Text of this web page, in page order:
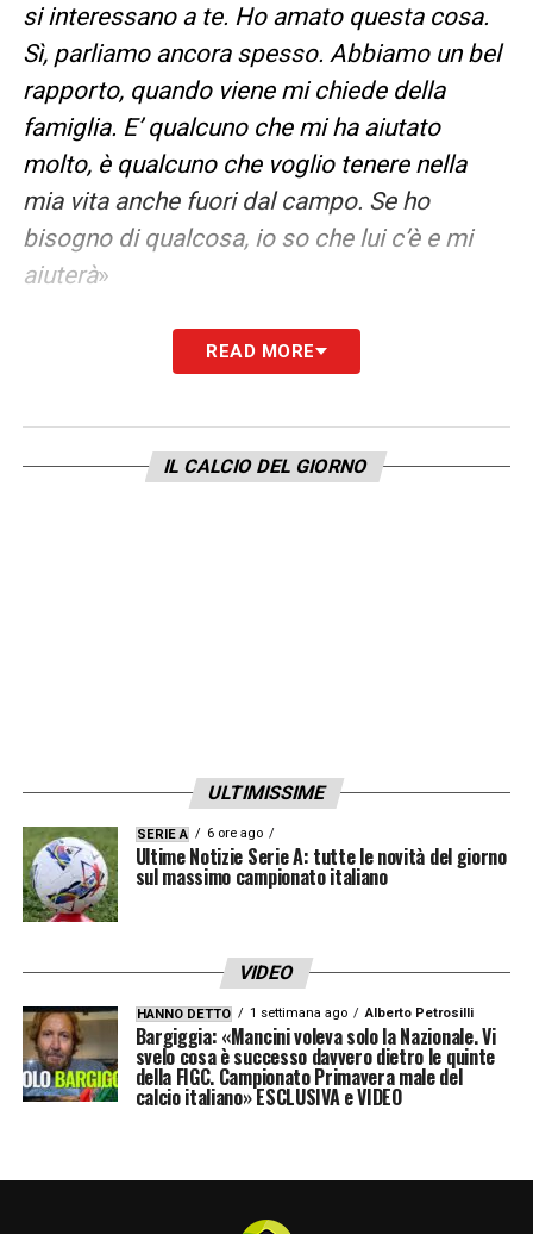
si interessano a te. Ho amato questa cosa.
Sì, parliamo ancora spesso. Abbiamo un bel
rapporto, quando viene mi chiede della
famiglia. E’ qualcuno che mi ha aiutato
molto, è qualcuno che voglio tenere nella
mia vita anche fuori dal campo. Se ho
bisogno di qualcosa, io so che lui c’è e mi
aiuterà»
SCUDETTO DI PIOLI E MVP– «
l’aspettavo onestamente. Dopo la partita,
festeggiato. Una persona è venuta a dirmi:
‘Rafa, sei il miglior giocatore della stagione’.
e per la mia famiglia quando sono arrivato.
Sono contento di essere qui, di essere un
punto di riferimento per la squadra e per i
tifosi. Loro vogliono il massimo da tutti e
Milan, sai che ci sarà la pressione perché i
tifosi vogliono il top. Quando perdi o quando
fai una brutta partita, lo capisci dai tifosi»
READ MORE
IL CALCIO DEL GIORNO
ULTIMISSIME
SERIE A 6 ore ago
Ultime Notizie Serie A: tutte le novità del giorno
sul massimo campionato italiano
VIDEO
HANNO DETTO 1 settimana ago Alberto Petrosilli
Bargiggia: «Mancini voleva solo la Nazionale. Vi
svelo cosa è successo davvero dietro le quinte
della FIGC. Campionato Primavera male del
calcio italiano» ESCLUSIVA e VIDEO